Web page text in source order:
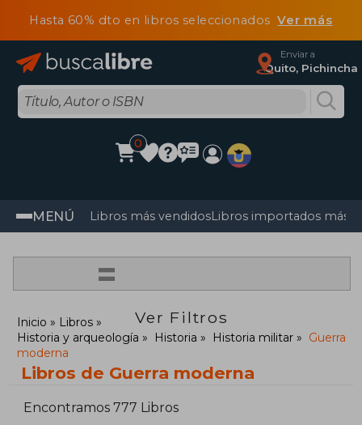
Hasta 60% dto en libros seleccionadosVer más
Enviar a
Quito, Pichincha
0
MENÚ Libros más vendidosLibros importados más
=
Ver Filtros
Inicio
Libros
Historia y arqueología
Historia Historia militar
Guerra
moderna
Libros de Guerra moderna
Encontramos 777 Libros